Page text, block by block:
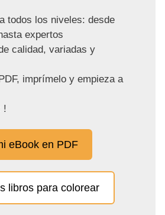
todos los niveles: desde
expertos
calidad, variadas y
imprímelo y empieza a
!
eBook en PDF
libros para colorear